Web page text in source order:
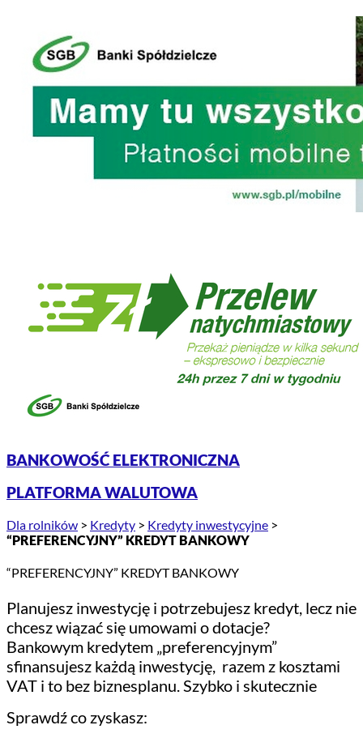
BANKOWOŚĆ ELEKTRONICZNA
PLATFORMA WALUTOWA
Dla rolników > Kredyty > Kredyty inwestycyjne >
“PREFERENCYJNY” KREDYT BANKOWY
“PREFERENCYJNY” KREDYT BANKOWY
Planujesz inwestycję i potrzebujesz kredyt, lecz nie
chcesz wiązać się umowami o dotacje?
Bankowym kredytem „preferencyjnym”
sfinansujesz każdą inwestycję, razem z kosztami
VAT i to bez biznesplanu. Szybko i skutecznie
Sprawdź co zyskasz: